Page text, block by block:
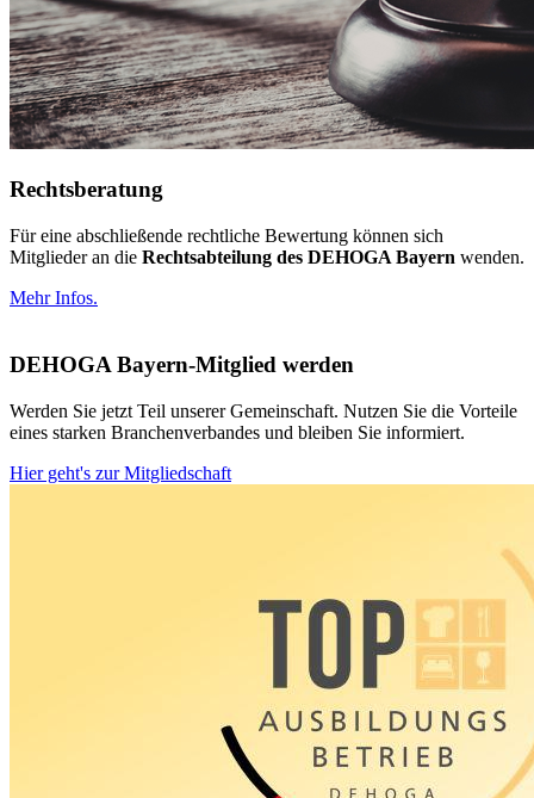
Rechtsberatung
Für eine abschließende rechtliche Bewertung können sich
Mitglieder an die Rechtsabteilung des DEHOGA Bayern wenden.
Mehr Infos.
DEHOGA Bayern-Mitglied werden
Werden Sie jetzt Teil unserer Gemeinschaft. Nutzen Sie die Vorteile
eines starken Branchenverbandes und bleiben Sie informiert.
Hier geht's zur Mitgliedschaft